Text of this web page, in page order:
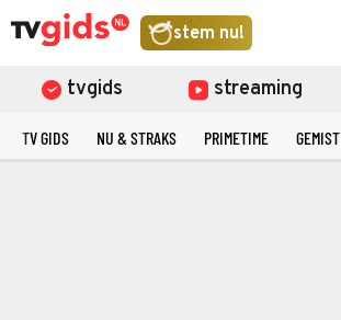
stem nu!
tvgids streaming
TV GIDS NU & STRAKS PRIMETIME GEMIST